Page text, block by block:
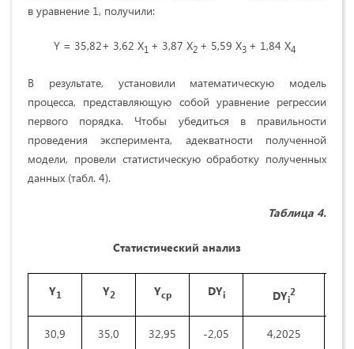
в уравнение 1, получили:
Y = 35,82+ 3,62 X1 + 3,87 X2 + 5,59 X3 + 1,84 X4
В результате, установили математическую модель
процесса, представляющую собой уравнение регрессии
первого порядка. Чтобы убедиться в правильности
проведения эксперимента, адекватности полученной
модели, провели статистическую обработку полученных
данных (табл. 4).
Таблица 4.
Статистический анализ
Y1 Y2 Yср DYi DYi
2
30,9 35,0 32,95 -2,05 4,2025